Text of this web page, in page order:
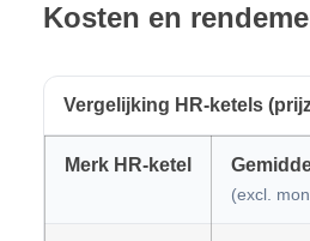
Kosten en
Vergelijking HR-ketels
Merk HR-ketel
(excl.